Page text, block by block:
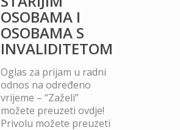
OSOBAMA I
OSOBAMA S
INVALIDITETOM
Oglas za prijam u radni
odnos na određeno
vrijeme – “Zaželi”
možete preuzeti ovdje!
Privolu možete preuzeti